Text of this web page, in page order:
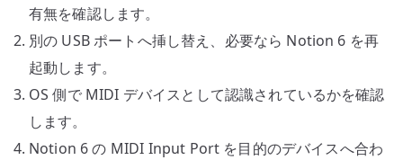
有無を確認します。
別の USB ポートへ挿し替え、必要なら Notion 6 を再
起動します。
OS 側で MIDI デバイスとして認識されているかを確認
します。
Notion 6 の MIDI Input Port を目的のデバイスへ合わ